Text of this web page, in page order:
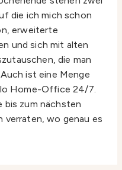
die ich mich schon
erweiterte
und sich mit alten
die man
ist eine Menge
Home-Office 24/7.
bis zum nächsten
verraten, wo genau es